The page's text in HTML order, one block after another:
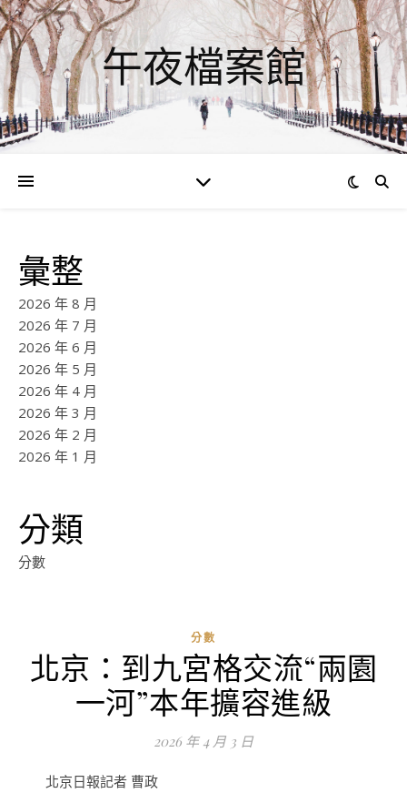
午夜檔案館
彙整
2026 年 8 月
2026 年 7 月
2026 年 6 月
2026 年 5 月
2026 年 4 月
2026 年 3 月
2026 年 2 月
2026 年 1 月
分類
分數
分數
北京：到九宮格交流“兩園
一河”本年擴容進級
2026 年 4 月 3 日
北京日報記者 曹政